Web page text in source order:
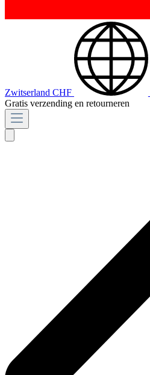
Zwitserland CHF
Gratis verzending en retourneren